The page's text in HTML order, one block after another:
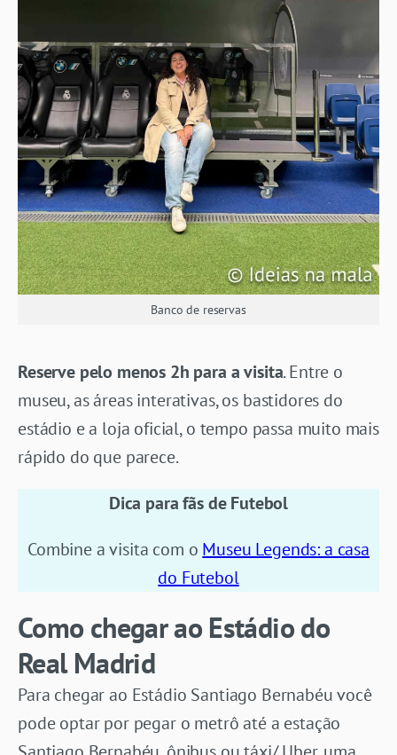
Banco de reservas
Reserve pelo menos 2h para a visita. Entre o
museu, as áreas interativas, os bastidores do
estádio e a loja oficial, o tempo passa muito mais
rápido do que parece.
Dica para fãs de Futebol
Combine a visita com o Museu Legends: a casa
do Futebol
Como chegar ao Estádio do
Real Madrid
Para chegar ao Estádio Santiago Bernabéu você
pode optar por pegar o metrô até a estação